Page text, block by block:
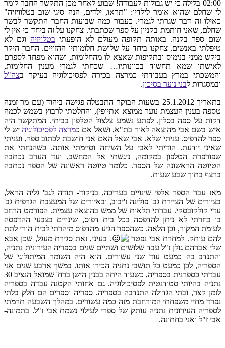
02:00 בלילה כי יש גבולות לעבודה! שבוע לאחר מכן התקשר החבר לומר
לי שחלם שהוא אומר לילדיו: "תראו, ילדים, הנה סיגי שוב בטלוויזיה"
כאילו זה דבר שגרתי לגמרי. כעבור כמה שבועות החבר התקשר לבשר
שחלם, שאני חותמת בקניון על ספר שכתבתי. צחקנו על זה ביחד כי אין לי
שום ספר בקנה. באותה תקופה מעולם לא הופעתי בטלויזיה וגם לא
טיפלתי באנשים. צחקנו ביחד על שלושת חלומותיו ההזויים. החבר היקר
ביקש ממני בנימוס ובתקיפות שאצא לו מהחלומות, ושהוא מפחד לספרם
לאישתו שמא תחשוד בכוונותיו… שכחתי לגמרי מענין החלומות,
והמשכתי במרץ בעבודתי כמרצה בכירה לפסיכולוגיה בעיקר בצה"ל
ובמסגרות לבני נוער בסיכון.
בתאריך 25.1.2012 בשעות הבוקר התבטלה פגישה ביהוד (עם מר זמנה
טספה בענין העצמת נוער ממוצא אתיופי), והחלטתי לרבוץ בשמש לכמה
דקות על ספה בסלון. לפתע נשמע צלצול הטלפון בביתי. המתקשר היה
איש בשם אבי מהוצאה לאור בת"א, ושאל אם כמרצה לפסיכולוגיהיש לי
ספר להדפיס. עניתי שלא. אבי שאל האם אני חושבת לכתוב ספר, ועניתי
שאיני יודעת. הודיתי לאבי על השיחה וסיימתי אותה. כשהנחתי את
שפורפרת הטלפון במקומה, ניגשתי אל המחשב, ועד הערב נכתבה
הטיוטה הראשונה של הספר. כלומר טיוטה ראשונה של הספר נכתבה
ברצף בתוך שבע שעות.
מאז עבר הספר אלפי שינויים בעריכה, בניקוד- תודה לגב' גליה הראל,
בציורים של הציירת גב' פולינה ז'יבוב, ובאיורים של המעצבת הגרפית גב'
עדי קולקובסקי. עברתי תלאות של ממש בהוצאה עצמית. הפורמט הרחב
בו בחרתי לא ניתן להדפסה בכל בית דפוס, שינויים בצבעי ההדפסה
לעומת המקור, וכן הלאה. כשהספר הגיע מהדפוס מיהרתי לבית הורי לתת
להם עותק. למחרת אבי נפטר
. בעיני, זאת סגירת מעגל, שכן אבא
שלי אברהם גולן ז"ל עבד שלושים ושתיים שנים בספריה העירונית נתניה,
והתנדב בה כמעט עוד שני עשורים. הוא היה השומר המיתולוגי של
הספריה, לכן כמעט כל תושבי נתניה הכירו אותו. במשך ארבע שנים אני
עבדתי כספרנית בספריה, כשעוד היתה בבנין הישן ברח' שמואל הנציב 30
נתניה בהיותי סטודנטית לפסיכולוגיה. גם אחותי הקטנה עבדה בספריה
לזמן קצר, ובתי הגדולה התנדבה בספריה. ספריה וספרים הם חלק בלתי
נפרד מחיי משפחתי המורחבת מזה כמה עשורים. במהלך השבעה תרמתי
לספריה העירונית נתניה עותק של ספרי לעילוי נשמת אבי ז"ל. בתמונה-
אבי ז"ל ואני בחתונה.